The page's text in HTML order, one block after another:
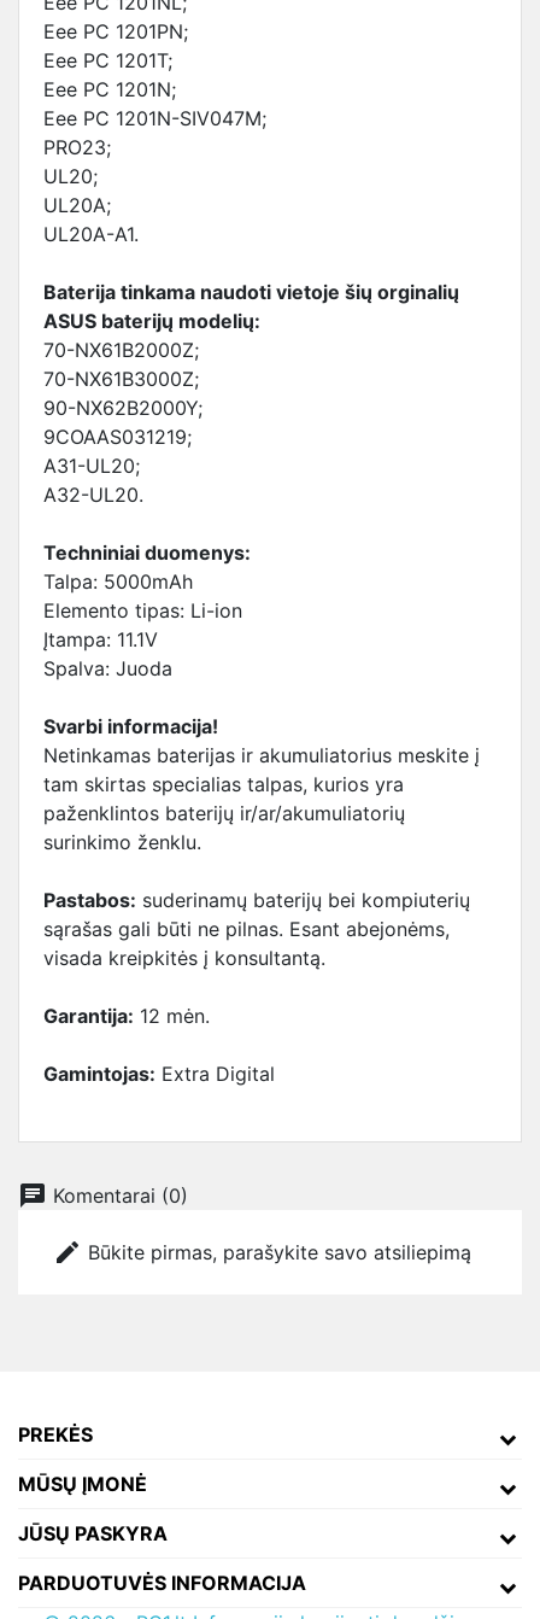
Eee PC 1201PN;
Eee PC 1201T;
Eee PC 1201N;
Eee PC 1201N-SIV047M;
PRO23;
UL20;
UL20A;
UL20A-A1.
Baterija tinkama naudoti vietoje šių orginalių
ASUS baterijų modelių:
70-NX61B2000Z;
70-NX61B3000Z;
90-NX62B2000Y;
9COAAS031219;
A31-UL20;
A32-UL20.
Techniniai duomenys:
Talpa: 5000mAh
Elemento tipas: Li-ion
Įtampa: 11.1V
Spalva: Juoda
Svarbi informacija!
Netinkamas baterijas ir akumuliatorius meskite į
tam skirtas specialias talpas, kurios yra
paženklintos baterijų ir/ar/akumuliatorių
surinkimo ženklu.
Pastabos: suderinamų baterijų bei kompiuterių
sąrašas gali būti ne pilnas. Esant abejonėms,
visada kreipkitės į konsultantą.
Garantija: 12 mėn.
Gamintojas: Extra Digital
chat Komentarai (0)
edit Būkite pirmas, parašykite savo atsiliepimą
PREKĖS
MŪSŲ ĮMONĖ
JŪSŲ PASKYRA
PARDUOTUVĖS INFORMACIJA